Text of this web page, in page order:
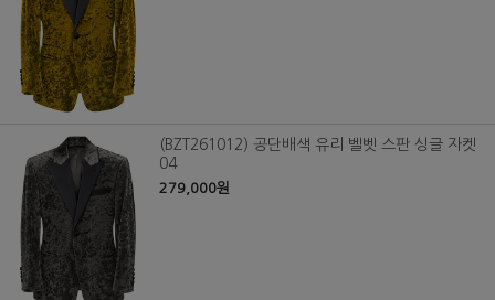
(BZT261012) 공단배색 유리 벨벳 스판 싱글 자켓
04
279,000원